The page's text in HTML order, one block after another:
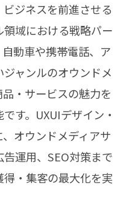
ジネスを前進させる
域における戦略パー
動車や携帯電話、ア
ャンルのオウンドメ
・サービスの魅力を
す。UXUIデザイン・
オウンドメディアサ
運用、SEO対策まで
・集客の最大化を実